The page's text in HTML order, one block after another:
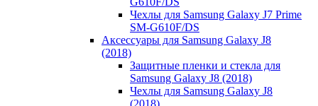
Чехлы для Samsung Galaxy J7 Prime
SM-G610F/DS
Аксессуары для Samsung Galaxy J8
(2018)
Защитные пленки и стекла для
Samsung Galaxy J8 (2018)
Чехлы для Samsung Galaxy J8
(2018)